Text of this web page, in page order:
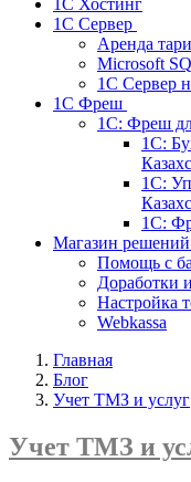
1С Хостинг
1С Сервер
Аренда
Microsoft
1С Сервер
1С Фреш
1С: Фреш
1С:
1С:
1С:
Магазин решений
Помощь с
Доработки
Настройка
Webkassa
Главная
Блог
Учет ТМЗ и услуг
Учет ТМЗ и